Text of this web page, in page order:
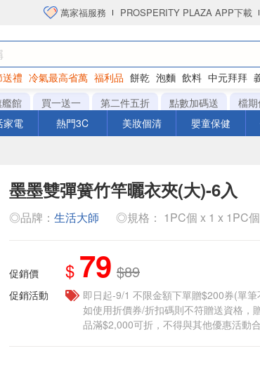
萬家福服務 PROSPERITY PLAZA APP下載
禮 冷氣最高省萬 福利品 餅乾 泡麵 飲料 中元拜拜
館 買一送一 第二件五折 點數加碼送 檔
家電 熱門3C 美妝個清 嬰童保健
墨墨雙彈簧竹竿曬衣夾(大)-6入
◎品牌： 生活大師 ◎規格： 1PC個 x 1 x 1PC個
促銷價 $ 79 $89
促銷活動
即日起-9/1 不限金額下單贈$200券(單
如使用折價券/折扣碼則不符贈送資格，
品滿$2,000可折，不得與其他優惠活動